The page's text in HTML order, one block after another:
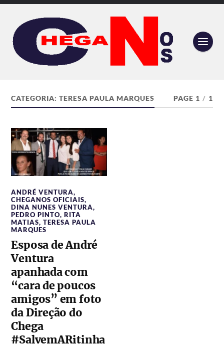
CATEGORIA:TERESA PAULA MARQUES PAGE 1 / 1
ANDRÉ VENTURA,
CHEGANOS OFICIAIS,
DINA NUNES VENTURA,
PEDRO PINTO,RITA
MATIAS,TERESA PAULA
MARQUES
Esposa de André
Ventura
apanhada com
“cara de poucos
amigos” em foto
da Direção do
Chega
#SalvemARitinha